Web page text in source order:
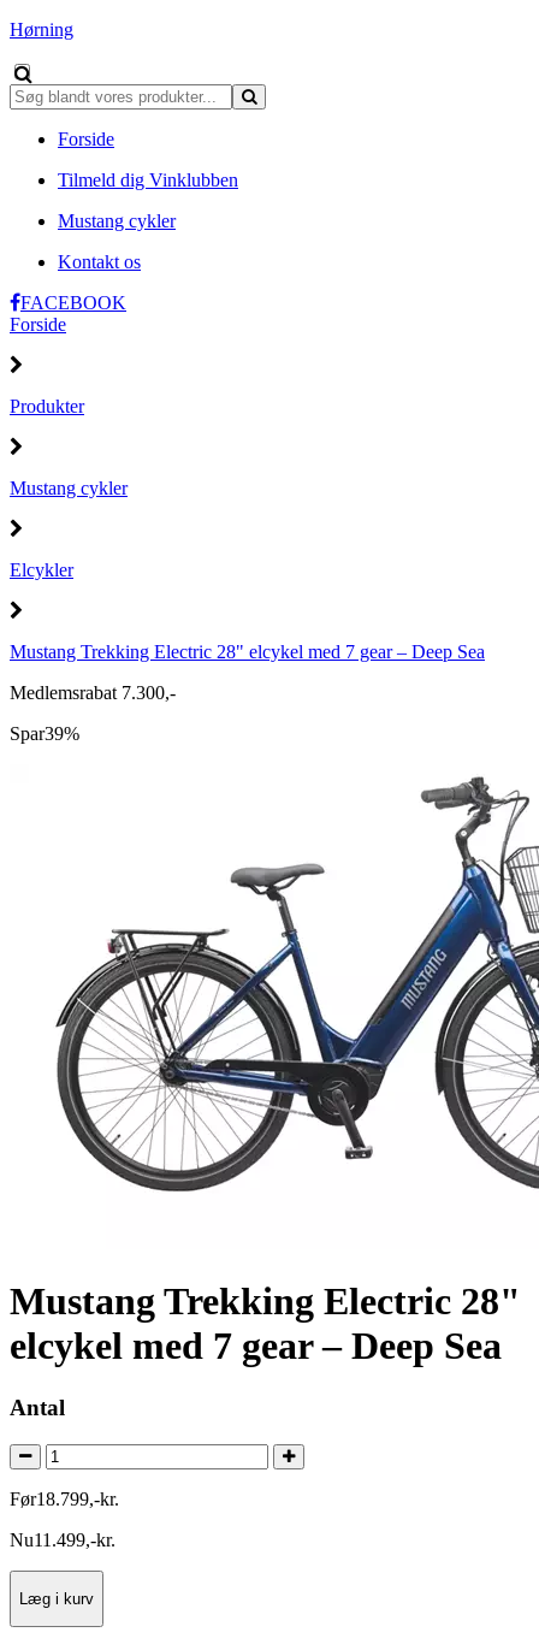
Hørning
Forside
Tilmeld dig Vinklubben
Mustang cykler
Kontakt os
FACEBOOK
Forside
Produkter
Mustang cykler
Elcykler
Mustang Trekking Electric 28" elcykel med 7 gear – Deep Sea
Medlemsrabat 7.300,-
Spar39%
Mustang Trekking Electric 28"
elcykel med 7 gear – Deep Sea
Antal
Før18.799,-kr.
Nu11.499,-kr.
Læg i kurv